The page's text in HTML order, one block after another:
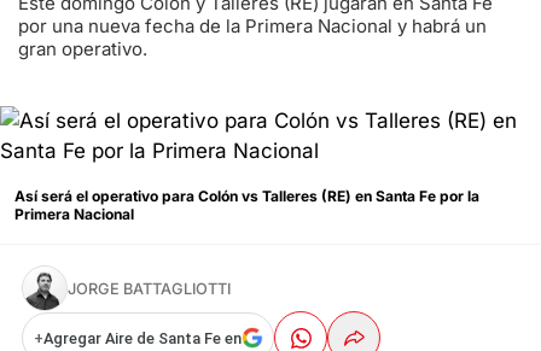
por una nueva fecha de la Primera Nacional y habrá un
gran operativo.
Así será el operativo para Colón vs Talleres (RE) en Santa Fe por la
Primera Nacional
JORGE BATTAGLIOTTI
+Agregar Aire de Santa Fe en